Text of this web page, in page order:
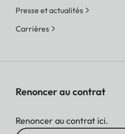
Presse et actualités
Carrières
Renoncer au contrat
Renoncer au contrat ici.